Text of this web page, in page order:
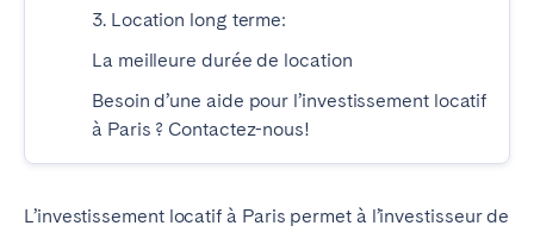
3. Location long terme:
La meilleure durée de location
Besoin d’une aide pour l’investissement locatif
à Paris ? Contactez-nous!
L’investissement locatif à Paris permet à l’investisseur de